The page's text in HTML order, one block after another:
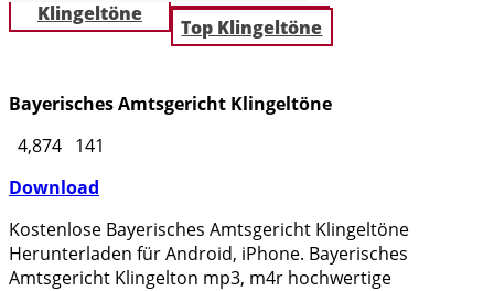
Klingeltöne
Top Klingeltöne
Bayerisches Amtsgericht Klingeltöne
4,874 141
Download
Kostenlose Bayerisches Amtsgericht Klingeltöne
Herunterladen für Android, iPhone. Bayerisches
Amtsgericht Klingelton mp3, m4r hochwertige